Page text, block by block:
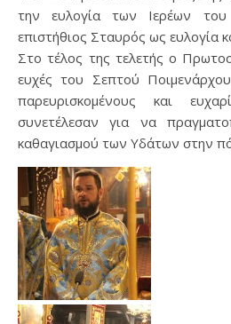
την ευλογία των Ιερέων
επιστήθιος Σταυρός ως ευλογία
Στο τέλος της τελετής ο
ευχές του Σεπτού
παρευρισκομένους και
συνετέλεσαν για να
καθαγιασμού των Υδάτων στην